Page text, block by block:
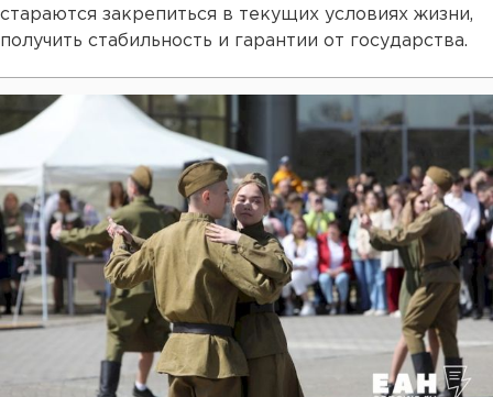
стараются закрепиться в текущих условиях жизни,
получить стабильность и гарантии от государства.